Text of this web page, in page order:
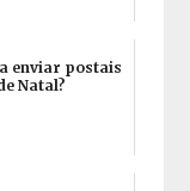
enviar postais
Natal?